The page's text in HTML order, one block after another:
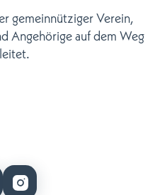
gemeinnütziger Verein,
Angehörige auf dem Weg